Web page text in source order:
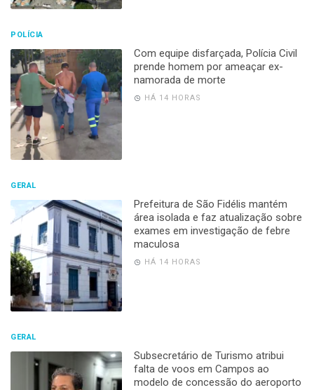
POLÍCIA
Com equipe disfarçada, Polícia Civil
prende homem por ameaçar ex-
namorada de morte
HÁ 14 HORAS
GERAL
Prefeitura de São Fidélis mantém
área isolada e faz atualização sobre
exames em investigação de febre
maculosa
HÁ 14 HORAS
GERAL
Subsecretário de Turismo atribui
falta de voos em Campos ao
modelo de concessão do aeroporto